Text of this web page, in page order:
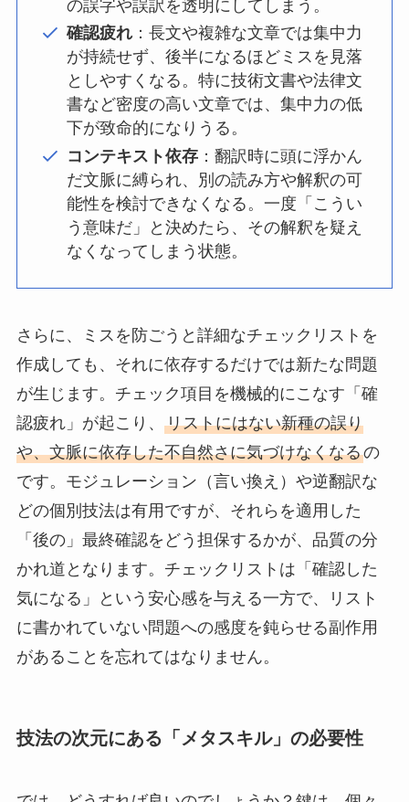
の誤字や誤訳を透明にしてしまう。
確認疲れ：長文や複雑な文章では集中力
が持続せず、後半になるほどミスを見落
としやすくなる。特に技術文書や法律文
書など密度の高い文章では、集中力の低
下が致命的になりうる。
コンテキスト依存：翻訳時に頭に浮かん
だ文脈に縛られ、別の読み方や解釈の可
能性を検討できなくなる。一度「こうい
う意味だ」と決めたら、その解釈を疑え
なくなってしまう状態。
さらに、ミスを防ごうと詳細なチェックリストを
作成しても、それに依存するだけでは新たな問題
が生じます。チェック項目を機械的にこなす「確
認疲れ」が起こり、 リストにはない新種の誤り
や、文脈に依存した不自然さに気づけなくなるの
です。モジュレーション（言い換え）や逆翻訳な
どの個別技法は有用ですが、それらを適用した
「後の」最終確認をどう担保するかが、品質の分
かれ道となります。チェックリストは「確認した
気になる」という安心感を与える一方で、リスト
に書かれていない問題への感度を鈍らせる副作用
があることを忘れてはなりません。
技法の次元にある「メタスキル」の必要性